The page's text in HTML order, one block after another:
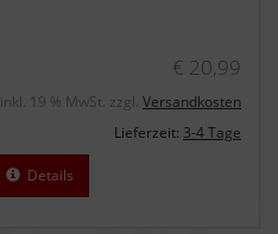
€ 20,99
inkl. 19 % MwSt. zzgl. Versandkosten
Lieferzeit: 3-4 Tage
Details